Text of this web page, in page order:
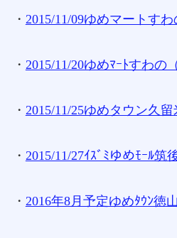
・ 2015/11/09ゆめマートす
・ 2015/11/20ゆめﾏｰﾄすわの
・ 2015/11/25ゆめタウン久
・ 2015/11/27ｲｽﾞﾐゆめﾓｰﾙ筑
・ 2016年8月予定ゆめﾀｳﾝ徳